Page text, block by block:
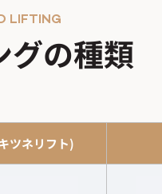
グの種類
LIFTING
ツネリフト)